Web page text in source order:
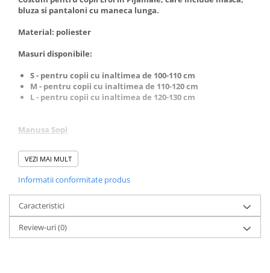
ELECTRONICE
Baterii telefoane
Baterii si acumulatori
Stative
Casti audio telefoane
INSTRUMENTE MUZICALE
Accesorii chitara
Accesorii vioara-viola
Chitare clasice
CLARINET
bluza si pantaloni cu maneca lunga.
Material: poliester
Masuri disponibile:
S - pentru copii cu inaltimea de 100-110 cm
M - pentru copii cu inaltimea de 110-120 cm
L - pentru copii cu inaltimea de 120-130 cm
Manusa Sopi
Setul contine: Manusa, lansator, 4 discuri.
Lansator: 9 cm x 7 cm
VEZI MAI MULT
Informatii conformitate produs
Caracteristici
Review-uri(0)